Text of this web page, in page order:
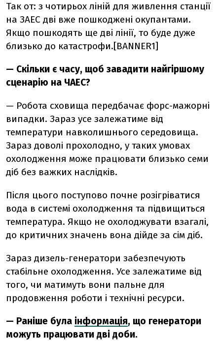
Так от: з чотирьох ліній для живлення станції
на ЗАЕС дві вже пошкоджені окупантами.
Якщо пошкодять ще дві лінії, то буде дуже
близько до катастрофи.[BANNER1]
— Скільки є часу, щоб завадити найгіршому
сценарію на ЧАЕС?
— Робота сховища передбачає форс-мажорні
випадки. Зараз усе залежатиме від
температури навколишнього середовища.
Зараз доволі прохолодно, у таких умовах
охолодження може працювати близько семи
діб без важких наслідків.
Після цього поступово почне розігріватися
вода в системі охолодження та підвищиться
температура. Якщо не охолоджувати взагалі,
до критичних значень вона дійде за сім діб.
Зараз дизель-генератори забезпечують
стабільне охолодження. Усе залежатиме від
того, чи матимуть вони пальне для
продовження роботи і технічні ресурси.
— Раніше була інформація, що генератори
можуть працювати дві доби.